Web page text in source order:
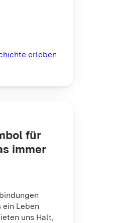
erleben
für
immer
ein Leben
uns Halt,